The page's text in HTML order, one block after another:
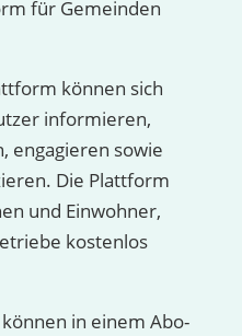
für Gemeinden
können sich
informieren,
engagieren sowie
Die Plattform
und Einwohner,
kostenlos
in einem Abo-